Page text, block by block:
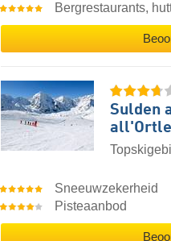
Bergrestaurants,
Sulden
Sneeuwzekerheid
Pisteaanbod